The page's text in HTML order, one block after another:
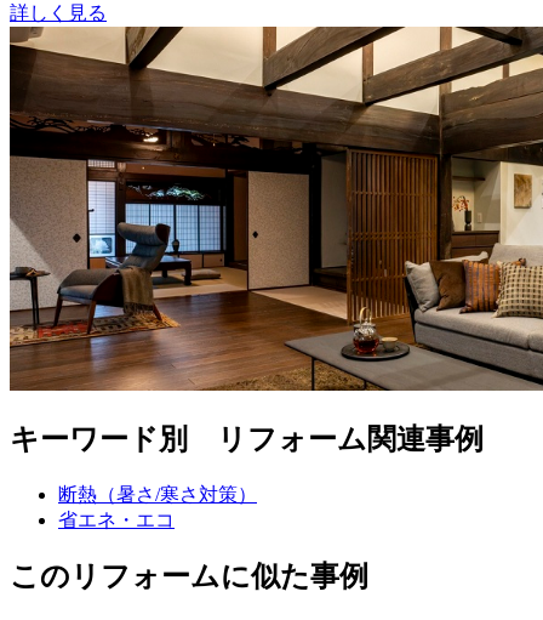
詳しく見る
キーワード別 リフォーム関連事例
断熱（暑さ/寒さ対策）
省エネ・エコ
このリフォームに似た事例